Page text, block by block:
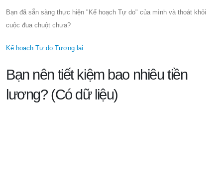
Bạn đã sẵn sàng thực hiện "Kế hoạch Tự do" của mình và thoát khỏi
cuộc đua chuột chưa?
Kế hoạch Tự do Tương lai
Bạn nên tiết kiệm bao nhiêu tiền
lương? (Có dữ liệu)